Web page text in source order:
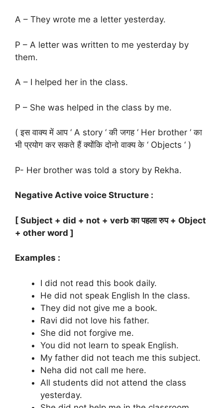
A – They wrote me a letter yesterday.
P – A letter was written to me yesterday by
them.
A – I helped her in the class.
P – She was helped in the class by me.
( इस वाक्य में आप ‘ A story ‘ की जगह ‘ Her brother ‘ का
भी प्रयोग कर सकते हैं क्योंकि दोनो वाक्य के ‘ Objects ‘ )
P- Her brother was told a story by Rekha.
Negative Active voice Structure :
[ Subject + did + not + verb का पहला रुप + Object
+ other word ]
Examples :
I did not read this book daily.
He did not speak English In the class.
They did not give me a book.
Ravi did not love his father.
She did not forgive me.
You did not learn to speak English.
My father did not teach me this subject.
Neha did not call me here.
All students did not attend the class
yesterday.